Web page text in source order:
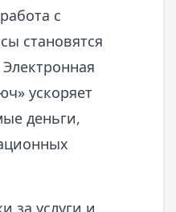
с
становятся
ускоряет
деньги,
за услуги и